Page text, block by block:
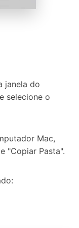
janela do
selecione o
Mac,
"Copiar Pasta".